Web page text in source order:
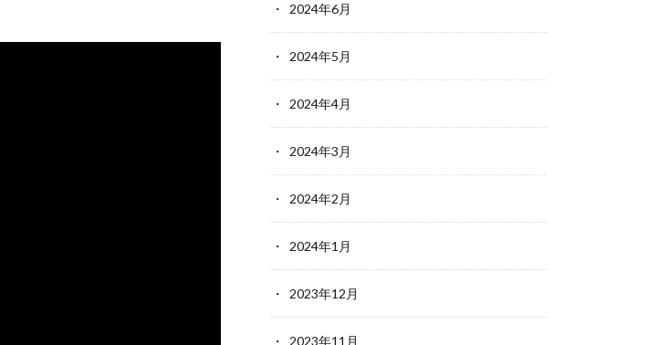
2024年6月
2024年5月
2024年4月
2024年3月
2024年2月
2024年1月
2023年12月
2023年11月